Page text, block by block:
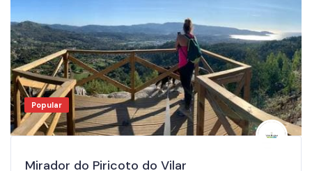
Popular
Mirador do Piricoto do Vilar